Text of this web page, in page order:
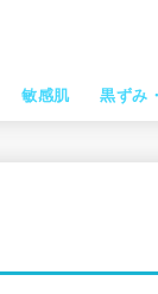
敏感肌 黒ずみ